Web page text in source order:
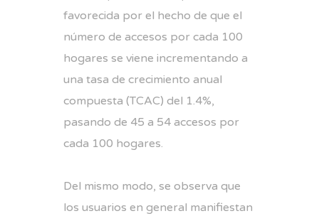
favorecida por el hecho de que el
número de accesos por cada 100
hogares se viene incrementando a
una tasa de crecimiento anual
compuesta (TCAC) del 1.4%,
pasando de 45 a 54 accesos por
cada 100 hogares.
Del mismo modo, se observa que
los usuarios en general manifiestan